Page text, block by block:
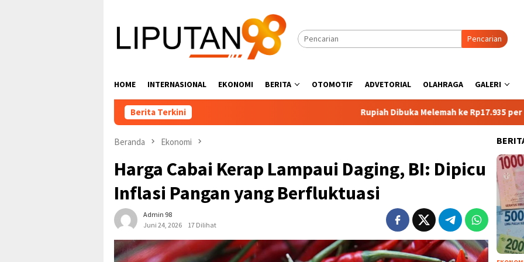
konten
Pencarian
HOME INTERNASIONAL EKONOMI BERITA OTOMOTIF ADVETORIAL OLAHRAGA GALERI
Berita Terkini Rupiah Dibuka Melemah ke Rp17.935 per Dolar AS,
Beranda Ekonomi
Harga Cabai Kerap Lampaui Daging, BI: Dipicu
Inflasi Pangan yang Berfluktuasi
Admin 98
Juni 24, 2026
17 Dilihat